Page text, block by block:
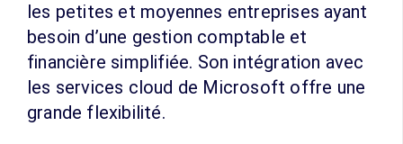
les petites et moyennes entreprises ayant
besoin d’une gestion comptable et
financière simplifiée. Son intégration avec
les services cloud de Microsoft offre une
grande flexibilité.